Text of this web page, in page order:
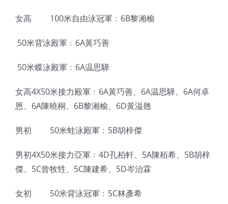
女高  100米自由泳冠軍﹕6B黎湘榆
 50米背泳殿軍﹕6A黃巧善
 50米蝶泳殿軍﹕6A温思驊
女高4X50米接力殿軍﹕6A黃巧善、6A温思驊、6A何卓
恩、6A陳曉桐、6B黎湘榆、6D黃溢翹
男初  50米蛙泳殿軍﹕5B胡梓傑
男初4X50米接力亞軍﹕4D孔柏軒、5A陳栢希、5B胡梓
傑、5C曾牧甡、5C陳建希、5D岑治霖
女初  50米背泳冠軍﹕5C林彥希